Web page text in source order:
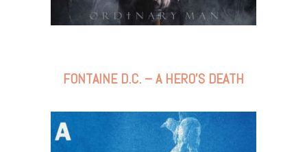
FONTAINE D.C. – A HERO’S DEATH